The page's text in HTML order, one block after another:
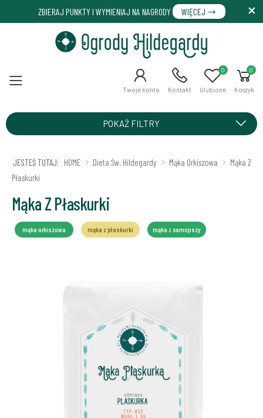
ZBIERAJ PUNKTY I WYMIENIAJ NA NAGRODY WIĘCEJ
Menu Twoje konto Kontakt Ulubione
0 0
Koszyk
POKAŻ FILTRY
JESTEŚ TUTAJ: HOME Dieta Św. Hildegardy Mąka Orkiszowa
Mąka Z
Płaskurki
Mąka Z Płaskurki
mąka orkiszowa mąka z płaskurki mąka z samopszy